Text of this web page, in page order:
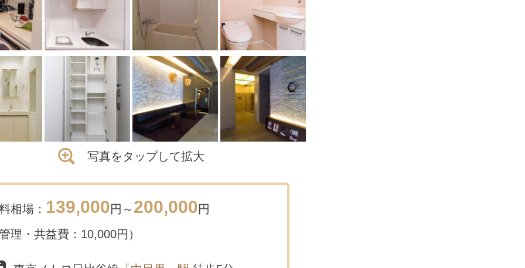
写真をタップして拡大
相場： 139,000円～ 200,000円
理・共益費：10,000円）